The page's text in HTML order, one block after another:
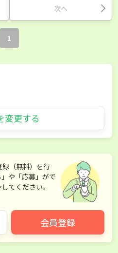
次へ
1
変更する
（無料）を行
や「応募」がで
てください。
会員登録